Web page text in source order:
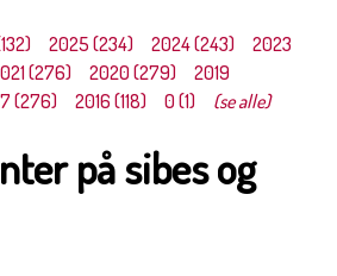
2025 (234) 2024 (243)
2023
(276) 2020 (279)
2019
(276) 2016 (118) 0 (1) (se alle)
på sibes og